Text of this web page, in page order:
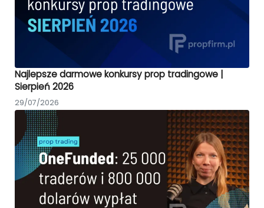
Najlepsze darmowe konkursy prop tradingowe |
Sierpień 2026
29/07/2026